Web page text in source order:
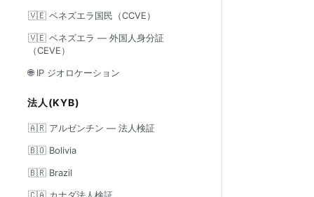
🇻🇪 ベネズエラ国民（CCVE）
🇻🇪 ベネズエラ — 外国人身分証
（CEVE）
🌐 IP ジオロケーション
法人(KYB)
🇦🇷 アルゼンチン — 法人検証
🇧🇴 Bolivia
🇧🇷 Brazil
🇨🇦 カナダ法人検証